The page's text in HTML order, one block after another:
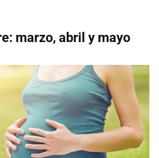
marzo, abril y mayo